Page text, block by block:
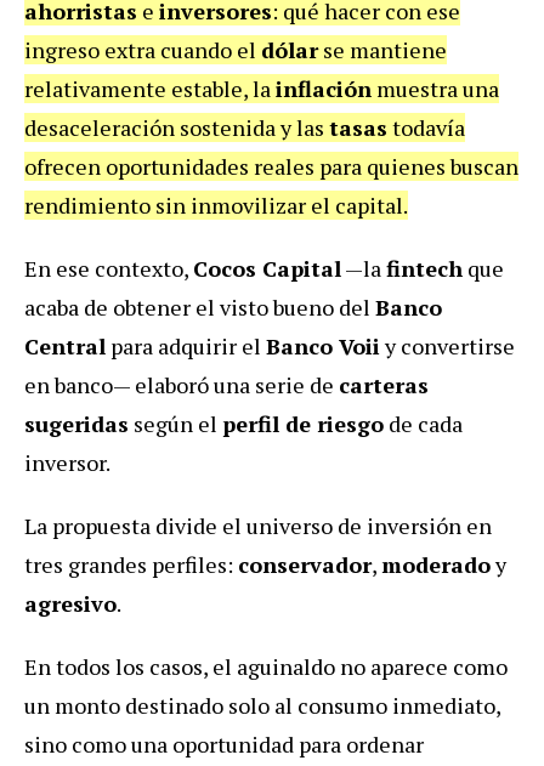
ahorristas e inversores: qué hacer con ese
ingreso extra cuando el dólarse mantiene
relativamente estable, lainflación muestra una
desaceleración sostenida y las tasas todavía
ofrecen oportunidades reales para quienes buscan
rendimiento sin inmovilizar el capital.
En ese contexto, Cocos Capital—lafintech que
acaba de obtener el visto bueno del Banco
Central para adquirir el Banco Voiiy convertirse
en banco— elaboró una serie de carteras
sugeridas según el perfil de riesgo de cada
inversor.
La propuesta divide el universo de inversión en
tres grandes perfiles: conservador,moderadoy
agresivo.
En todos los casos, el aguinaldo no aparece como
un monto destinado solo al consumo inmediato,
sino como una oportunidad para ordenar